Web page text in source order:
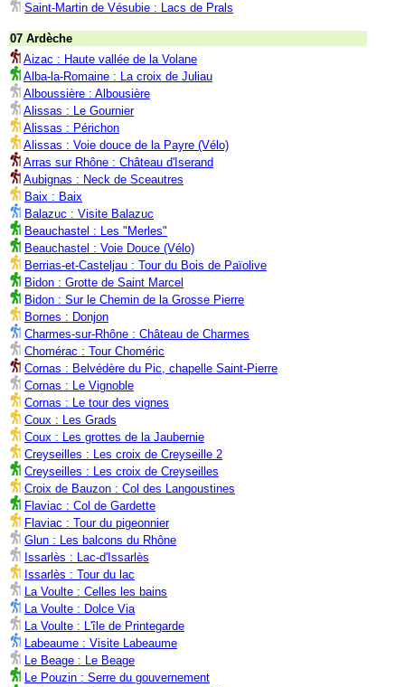
Saint-Martin de Vésubie : Lacs de Prals
07 Ardèche
Aizac : Haute vallée de la Volane
Alba-la-Romaine : La croix de Juliau
Alboussière : Albousière
Alissas : Le Gournier
Alissas : Périchon
Alissas : Voie douce de la Payre (Vélo)
Arras sur Rhône : Château d'Iserand
Aubignas : Neck de Sceautres
Baix : Baix
Balazuc : Visite Balazuc
Beauchastel : Les "Merles"
Beauchastel : Voie Douce (Vélo)
Berrias-et-Casteljau : Tour du Bois de Païolive
Bidon : Grotte de Saint Marcel
Bidon : Sur le Chemin de la Grosse Pierre
Bornes : Donjon
Charmes-sur-Rhône : Château de Charmes
Chomérac : Tour Choméric
Cornas : Belvédère du Pic, chapelle Saint-Pierre
Cornas : Le Vignoble
Cornas : Le tour des vignes
Coux : Les Grads
Coux : Les grottes de la Jaubernie
Creyseilles : Les croix de Creyseille 2
Creyseilles : Les croix de Creyseilles
Croix de Bauzon : Col des Langoustines
Flaviac : Col de Gardette
Flaviac : Tour du pigeonnier
Glun : Les balcons du Rhône
Issarlès : Lac-d'Issarlès
Issarlès : Tour du lac
La Voulte : Celles les bains
La Voulte : Dolce Via
La Voulte : L'île de Printegarde
Labeaume : Visite Labeaume
Le Beage : Le Beage
Le Pouzin : Serre du gouvernement